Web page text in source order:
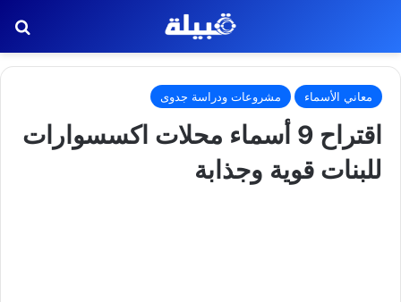
معاني الأسماء مشروعات ودراسة جدوى
اقتراح 9 أسماء محلات اكسسوارات
للبنات قوية وجذابة